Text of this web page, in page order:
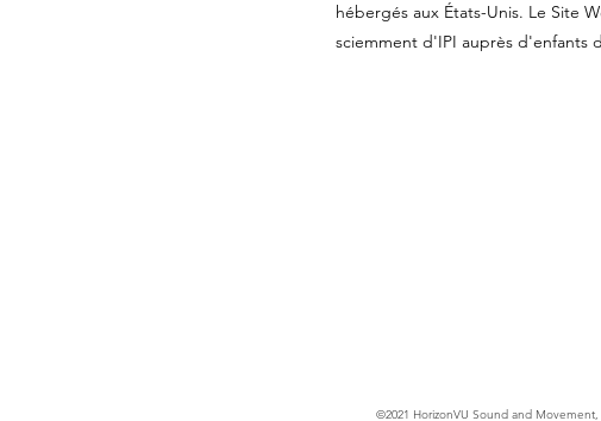
hébergés aux États-Unis. Le Site
sciemment d'IPI auprès d'enfants
©2021 HorizonVU Sound and